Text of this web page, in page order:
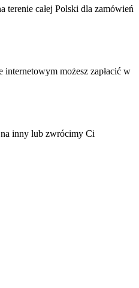
terenie całej Polski dla zamówień
możesz zapłacić w
inny lub zwrócimy Ci